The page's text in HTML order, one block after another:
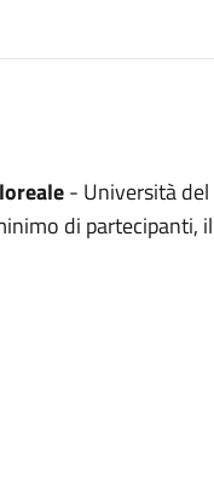
- Università del
di partecipanti,